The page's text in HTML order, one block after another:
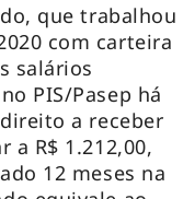
que trabalhou
com carteira
salários
PIS/Pasep há
a receber
a R$ 1.212,00,
12 meses na